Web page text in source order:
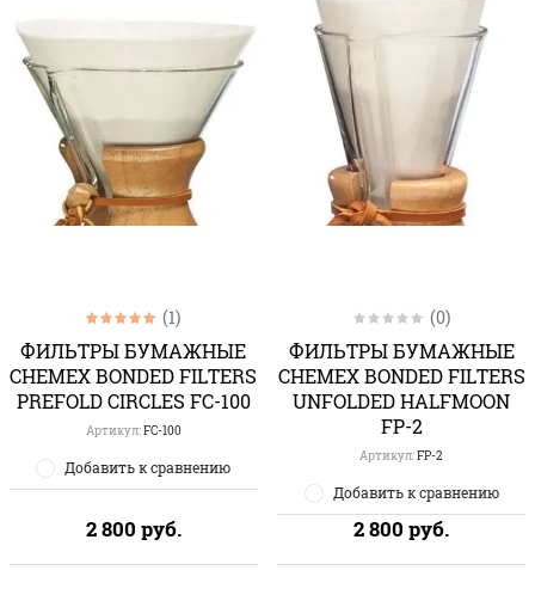
(1)
ФИЛЬТРЫ БУМАЖНЫЕ
CHEMEX BONDED FILTERS
PREFOLD CIRCLES FC-100
Артикул:FC-100
Добавить к сравнению
2 800 руб.
(0)
ФИЛЬТРЫ БУМАЖНЫЕ
CHEMEX BONDED FILTERS
UNFOLDED HALFMOON
FP-2
Артикул:FP-2
Добавить к сравнению
2 800 руб.